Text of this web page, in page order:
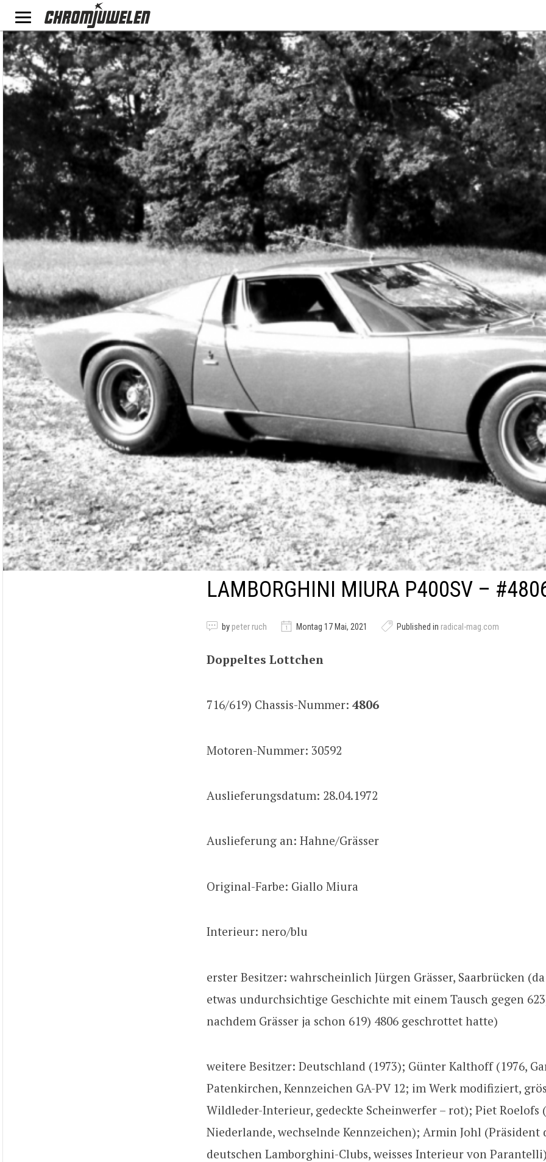
LAMBORGHINI MIURA P400SV –
by peter ruch Montag 17 Mai, 2021 Published in radical-mag.com
Doppeltes Lottchen
716/619) Chassis-Nummer: 4806
Motoren-Nummer: 30592
Auslieferungsdatum: 28.04.1972
Auslieferung an: Hahne/Grässer
Original-Farbe: Giallo Miura
Interieur: nero/blu
erster Besitzer: wahrscheinlich Jürgen Grässer, Saarbrücken
etwas undurchsichtige Geschichte mit einem Tausch gegen
nachdem Grässer ja schon 619) 4806 geschrottet hatte)
weitere Besitzer: Deutschland (1973); Günter Kalthoff (1976,
Patenkirchen, Kennzeichen GA-PV 12; im Werk modifiziert,
Wildleder-Interieur, gedeckte Scheinwerfer – rot); Piet Roelofs
Niederlande, wechselnde Kennzeichen); Armin Johl (Präsident
deutschen Lamborghini-Clubs, weisses Interieur von